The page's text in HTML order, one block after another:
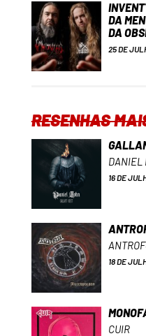
DA
DA
25 DE
RESENHAS
DANIEL
16 DE
18 DE
CUIR